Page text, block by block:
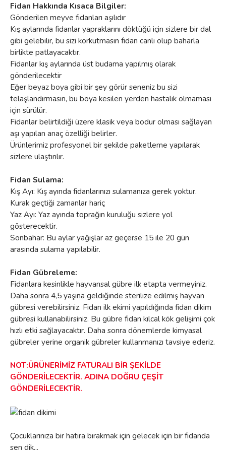
Fidan Hakkında Kısaca Bilgiler:
Gönderilen meyve fidanları aşılıdır
Kış aylarında fidanlar yapraklarını döktüğü için sizlere bir dal
gibi gelebilir, bu sizi korkutmasın fidan canlı olup baharla
birlikte patlayacaktır.
Fidanlar kış aylarında üst budama yapılmış olarak
gönderilecektir
Eğer beyaz boya gibi bir şey görür seneniz bu sizi
telaşlandırmasın, bu boya kesilen yerden hastalık olmaması
için sürülür.
Fidanlar belirtildiği üzere klasik veya bodur olması sağlayan
aşı yapılan anaç özelliği belirler.
Ürünlerimiz profesyonel bir şekilde paketleme yapılarak
sizlere ulaştırılır.
Fidan Sulama:
Kış Ayı: Kış ayında fidanlarınızı sulamanıza gerek yoktur.
Kurak geçtiği zamanlar hariç
Yaz Ayı: Yaz ayında toprağın kuruluğu sizlere yol
gösterecektir.
Sonbahar: Bu aylar yağışlar az geçerse 15 ile 20 gün
arasında sulama yapılabilir.
Fidan Gübreleme:
Fidanlara kesinlikle hayvansal gübre ilk etapta vermeyiniz.
Daha sonra 4,5 yaşına geldiğinde sterilize edilmiş hayvan
gübresi verebilirsiniz. Fidan ilk ekimi yapıldığında fidan dikim
gübresi kullanabilirsiniz. Bu gübre fidan kılcal kök gelişimi çok
hızlı etki sağlayacaktır. Daha sonra dönemlerde kimyasal
gübreler yerine organik gübreler kullanmanızı tavsiye ederiz.
NOT:ÜRÜNERİMİZ FATURALI BİR ŞEKİLDE
GÖNDERİLECEKTİR. ADINA DOĞRU ÇEŞİT
GÖNDERİLECEKTİR.
Çocuklarınıza bir hatıra bırakmak için gelecek için bir fidanda
sen dik...